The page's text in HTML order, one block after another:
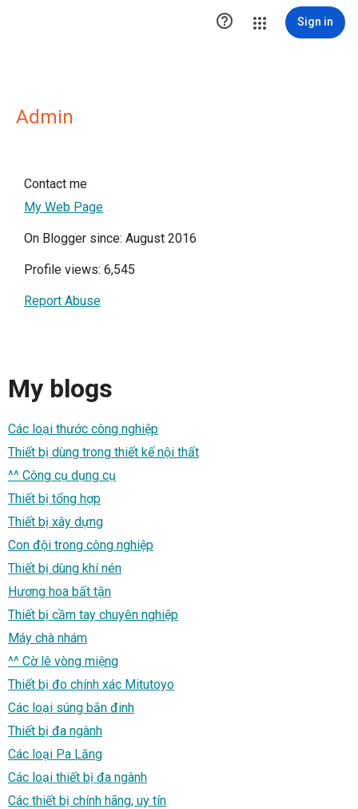
 Sign in
Admin
Contact me
My Web Page
On Blogger since: August 2016
Profile views: 6,545
Report Abuse
My blogs
Các loại thước công nghiệp
Thiết bị dùng trong thiết kế nội thất
^^ Công cụ dụng cụ
Thiết bị tổng hợp
Thiết bị xây dựng
Con đội trong công nghiệp
Thiết bị dùng khí nén
Hương hoa bất tận
Thiết bị cầm tay chuyên nghiệp
Máy chà nhám
^^ Cờ lê vòng miệng
Thiết bị đo chính xác Mitutoyo
Các loại súng bắn đinh
Thiết bị đa ngành
Các loại Pa Lăng
Các loại thiết bị đa ngành
Các thiết bị chính hãng, uy tín